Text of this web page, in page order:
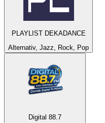
PLAYLIST DEKADANCE
Alternativ, Jazz, Rock, Pop
Digital 88.7